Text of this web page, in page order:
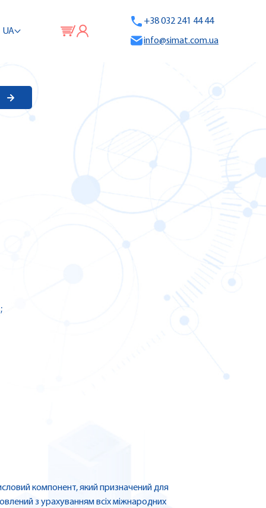
UA
+38 032 241 44 44
info@simat.com.ua
компонент, який призначений для
з урахуванням всіх міжнародних